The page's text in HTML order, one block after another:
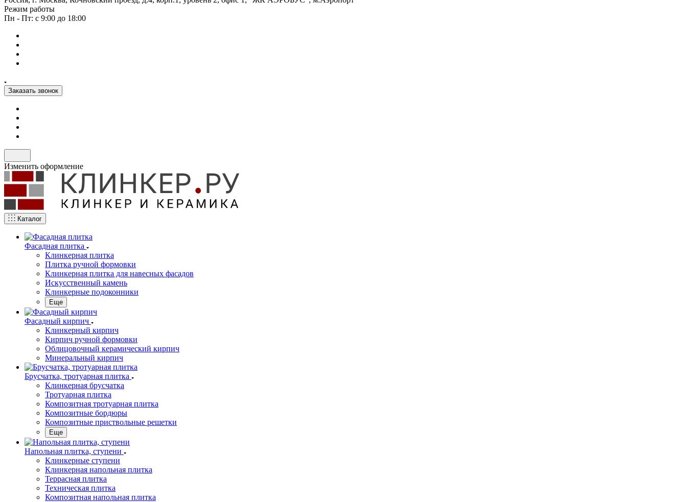
Режим работы
Пн - Пт: с 9:00 до 18:00
Заказать звонок
Изменить оформление
Каталог
Фасадная плитка
Клинкерная плитка
Плитка ручной формовки
Клинкерная плитка для навесных фасадов
Искусственный камень
Клинкерные подоконники
Еще
Фасадный кирпич
Клинкерный кирпич
Кирпич ручной формовки
Облицовочный керамический кирпич
Минеральный кирпич
Брусчатка, тротуарная плитка
Клинкерная брусчатка
Тротуарная плитка
Композитная тротуарная плитка
Композитные бордюры
Композитные приствольные решетки
Еще
Напольная плитка, ступени
Клинкерные ступени
Клинкерная напольная плитка
Террасная плитка
Техническая плитка
Композитная напольная плитка